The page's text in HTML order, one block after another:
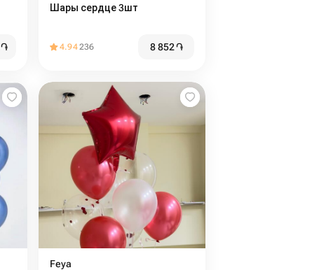
֏
Шары сердце 3шт
4.94236 8 852֏
Feya